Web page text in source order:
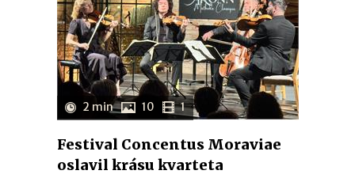
2 min 10 1
Festival Concentus Moraviae
oslavil krásu kvarteta